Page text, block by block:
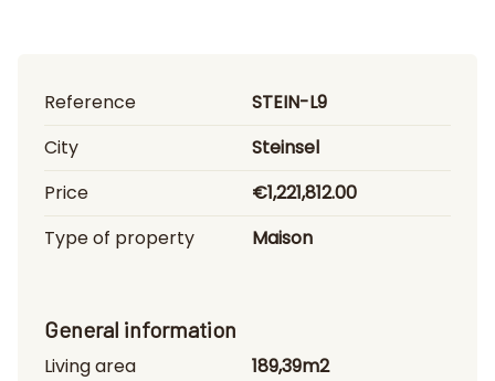
Reference
STEIN-L9
City
Steinsel
Price
€1,221,812.00
Type of property
Maison
General information
Living area
189,39m2